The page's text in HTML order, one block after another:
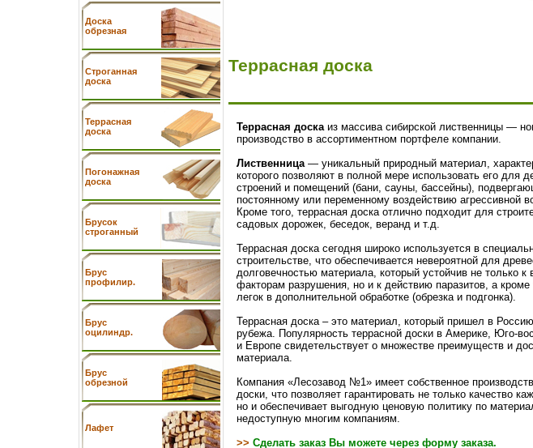
Доска
обрезная
Cтроганная
доска
Террасная
доска
Погонажная
доска
Брусок
строганный
Брус
профилир.
Брус
оцилиндр.
Брус
обрезной
Лафет
Террасная доска
Террасная доска из массива сибирской лиственницы —
производство в ассортиментном портфеле компании.
Лиственница — уникальный природный материал,
которого позволяют в полной мере использовать его для
строений и помещений (бани, сауны, бассейны),
постоянному или переменному воздействию агрессивной
Кроме того, террасная доска отлично подходит для
садовых дорожек, беседок, веранд и т.д.
Террасная доска сегодня широко используется в
строительстве, что обеспечивается невероятной для
долговечностью материала, который устойчив не только к
факторам разрушения, но и к действию паразитов, а кроме
легок в дополнительной обработке (обрезка и подгонка).
Террасная доска – это материал, который пришел в
рубежа. Популярность террасной доски в Америке, Юго-
и Европе свидетельствует о множестве преимуществ и
материала.
Компания «Лесозавод №1» имеет собственное
доски, что позволяет гарантировать не только качество
но и обеспечивает выгодную ценовую политику по
недоступную многим компаниям.
>> Сделать заказ Вы можете через форму заказа.